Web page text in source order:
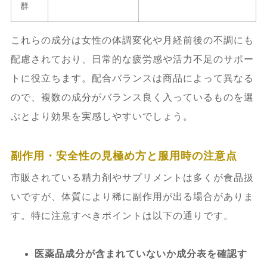
群
これらの成分は女性の体調変化や月経前後の不調にも
配慮されており、日常的な疲労感や活力不足のサポー
トに役立ちます。配合バランスは商品によって異なる
ので、複数の成分がバランス良く入っているものを選
ぶとより効果を実感しやすいでしょう。
副作用・安全性の見極め方と服用時の注意点
市販されている精力剤やサプリメントは多くが食品扱
いですが、体質により稀に副作用が出る場合がありま
す。特に注意すべきポイントは以下の通りです。
医薬品成分が含まれていないか成分表を確認す